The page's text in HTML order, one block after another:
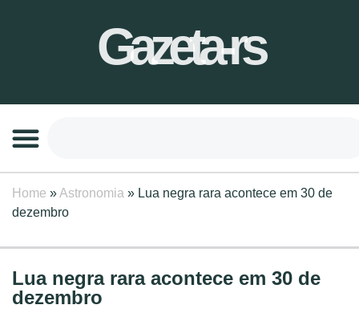
Gazeta-rs
Home »Astronomia » Lua negra rara acontece em 30 de
dezembro
Lua negra rara acontece em 30 de
dezembro